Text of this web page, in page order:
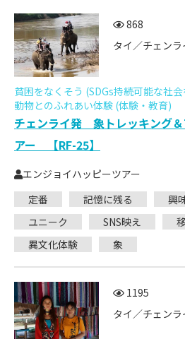
868
タイ／チェンラ
貧困をなくそう (SDGs持続可能な社
動物とのふれあい体験 (体験・教育)
チェンライ発 象トレッキング
アー 【RF-25】
エンジョイハッピーツアー
定番
記憶に残る 興
ユニーク
SNS映え
異文化体験
象
1195
タイ／チェンラ